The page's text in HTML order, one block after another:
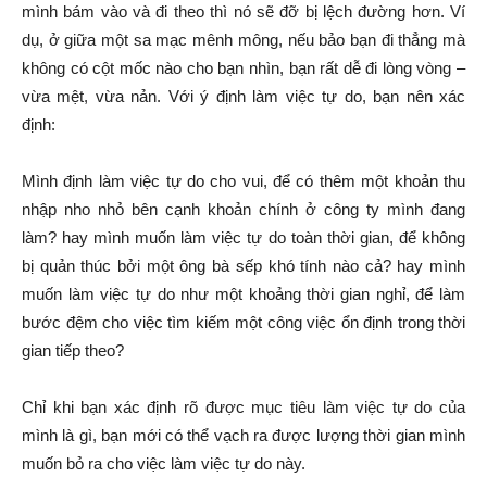
mình bám vào và đi theo thì nó sẽ đỡ bị lệch đường hơn. Ví
dụ, ở giữa một sa mạc mênh mông, nếu bảo bạn đi thẳng mà
không có cột mốc nào cho bạn nhìn, bạn rất dễ đi lòng vòng –
vừa mệt, vừa nản. Với ý định làm việc tự do, bạn nên xác
định:
Mình định làm việc tự do cho vui, để có thêm một khoản thu
nhập nho nhỏ bên cạnh khoản chính ở công ty mình đang
làm? hay mình muốn làm việc tự do toàn thời gian, để không
bị quản thúc bởi một ông bà sếp khó tính nào cả? hay mình
muốn làm việc tự do như một khoảng thời gian nghỉ, để làm
bước đệm cho việc tìm kiếm một công việc ổn định trong thời
gian tiếp theo?
Chỉ khi bạn xác định rõ được mục tiêu làm việc tự do của
mình là gì, bạn mới có thể vạch ra được lượng thời gian mình
muốn bỏ ra cho việc làm việc tự do này.